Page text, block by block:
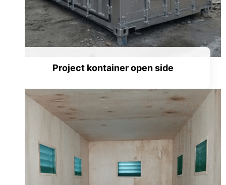
Project kontainer open side